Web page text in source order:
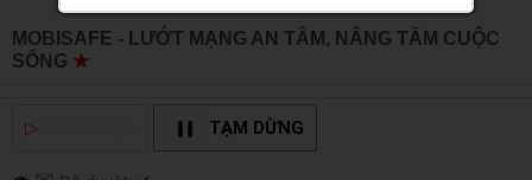
MOBISAFE - LƯỚT MẠNG AN TÂM, NÂNG TẦM CUỘC
SỐNG ★
▷ TẠM DỪNG